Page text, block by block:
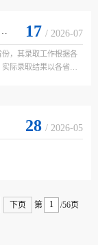
17 / 2026-07
，其录取工作根据各
际录取结果以各省
28 / 2026-05
下页 第 /56页